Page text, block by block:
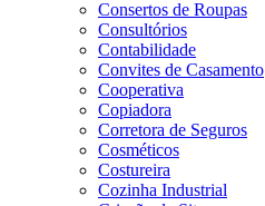
Consertos de Roupas
Consultórios
Contabilidade
Convites de Casamento
Cooperativa
Copiadora
Corretora de Seguros
Cosméticos
Costureira
Cozinha Industrial